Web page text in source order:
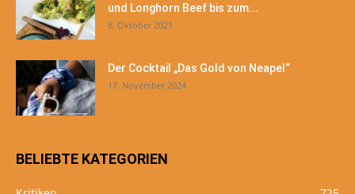
und Longhorn Beef bis zum...
8. Oktober 2021
Der Cocktail „Das Gold von Neapel“
17. November 2024
BELIEBTE KATEGORIEN